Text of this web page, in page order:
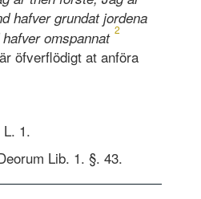
hafver grundat jordena
omspannat 2
öfverflödigt at anföra
1.
Lib. 1. §. 43.